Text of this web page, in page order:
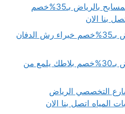
شركة كشف تسربات المسابح بالرياض بـ35%خصم
بنا الان
شركة رش دفان بالرياض بـ35%خصم خبراء رش الدفان
شركة جلي بلاط بالرياض بـ30%خصم بلاطك يلمع من
التخصصي الرياض